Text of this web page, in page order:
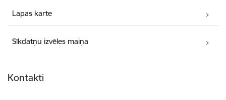
Lapas karte
Sīkdatņu izvēles maiņa
Kontakti